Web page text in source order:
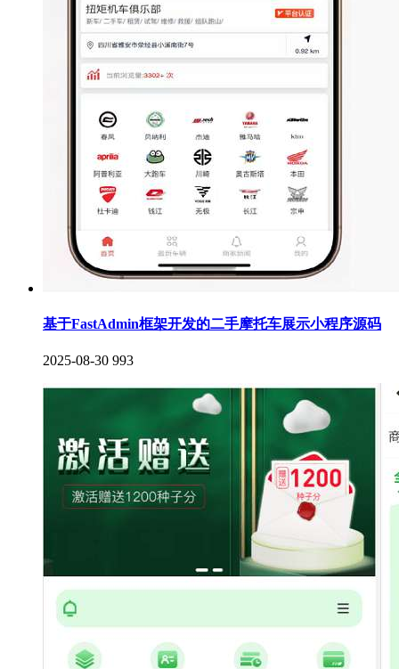
基于FastAdmin框架开发的二手摩托车展示小程序源码
2025-08-30 993